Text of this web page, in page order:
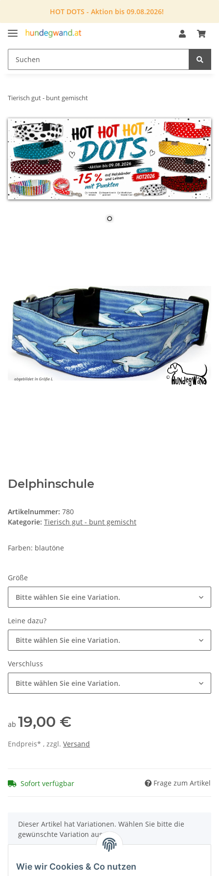
HOT DOTS - Aktion bis 09.08.2026!
Tierisch gut - bunt gemischt
Delphinschule
Artikelnummer: 780
Kategorie: Tierisch gut - bunt gemischt
Farben: blautöne
Größe
Bitte wählen Sie eine Variation.
Leine dazu?
Bitte wählen Sie eine Variation.
Verschluss
Bitte wählen Sie eine Variation.
ab 19,00 €
Endpreis* , zzgl. Versand
Sofort verfügbar Frage zum Artikel
x
Dieser Artikel hat Variationen. Wählen Sie bitte die
gewünschte Variation aus.
Wie wir Cookies & Co nutzen